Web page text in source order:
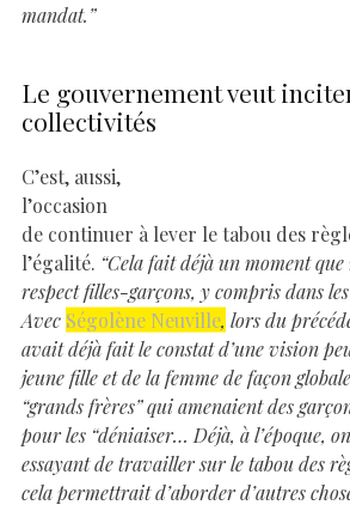
mandat.”
Le gouvernement veut
collectivités
C’est, aussi,
l’occasion
de continuer à lever le tabou des
l’égalité. “Cela fait déjà un moment
respect filles-garçons, y compris dans
Avec Ségolène Neuville, lors du
avait déjà fait le constat d’une vision
jeune fille et de la femme de façon
“grands frères” qui amenaient des
pour les “déniaiser… Déjà, à l’époque,
essayant de travailler sur le tabou des
cela permettrait d’aborder d’autres